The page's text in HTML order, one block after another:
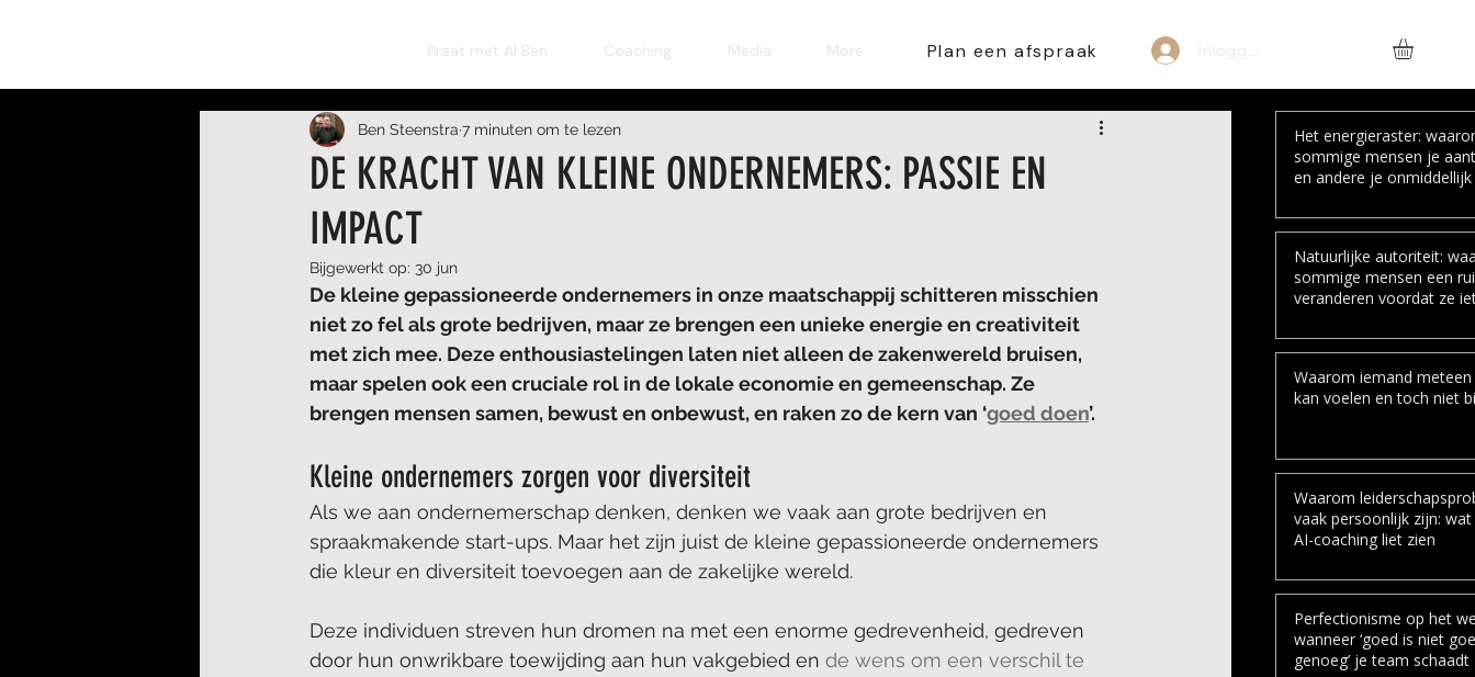
Praat met AI Ben Coaching Media More Plan een afspraak Inloggen
DE KRACHT VAN KLEINE ONDERNEMERS: PASSIE EN
IMPACT
Ben Steenstra 7 minuten om te lezen
Bijgewerkt op: 30 jun
De kleine gepassioneerde ondernemers in onze maatschappij schitteren misschien
niet zo fel als grote bedrijven, maar ze brengen een unieke energie en creativiteit
met zich mee. Deze enthousiastelingen laten niet alleen de zakenwereld bruisen,
maar spelen ook een cruciale rol in de lokale economie en gemeenschap. Ze
brengen mensen samen, bewust en onbewust, en raken zo de kern van ‘goed doen’.
Kleine ondernemers zorgen voor diversiteit
Als we aan ondernemerschap denken, denken we vaak aan grote bedrijven en
spraakmakende start-ups. Maar het zijn juist de kleine gepassioneerde ondernemers
die kleur en diversiteit toevoegen aan de zakelijke wereld.
Deze individuen streven hun dromen na met een enorme gedrevenheid, gedreven
door hun onwrikbare toewijding aan hun vakgebied en de wens om een verschil te
Het energieraster:
sommige mensen je
en andere je
Natuurlijke autoriteit:
sommige mensen een
veranderen voordat ze
Waarom iemand
kan voelen en toch niet
Waarom
vaak persoonlijk zijn:
AI-coaching liet zien
Perfectionisme op het
wanneer ‘goed is niet
genoeg’ je team schaadt